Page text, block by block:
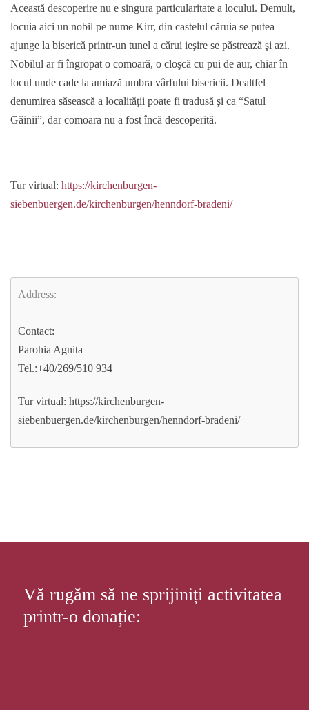
Această descoperire nu e singura particularitate a locului. Demult,
locuia aici un nobil pe nume Kirr, din castelul căruia se putea
ajunge la biserică printr-un tunel a cărui ieşire se păstrează şi azi.
Nobilul ar fi îngropat o comoară, o cloşcă cu pui de aur, chiar în
locul unde cade la amiază umbra vârfului bisericii. Dealtfel
denumirea săsească a localităţii poate fi tradusă şi ca “Satul
Găinii”, dar comoara nu a fost încă descoperită.
Tur virtual: https://kirchenburgen-
siebenbuergen.de/kirchenburgen/henndorf-bradeni/
Address:
Contact:
Parohia Agnita
Tel.:+40/269/510 934
Tur virtual: https://kirchenburgen-
siebenbuergen.de/kirchenburgen/henndorf-bradeni/
Vă rugăm să ne sprijiniți activitatea
printr-o donație: